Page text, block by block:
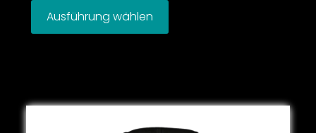
Ausführung wählen